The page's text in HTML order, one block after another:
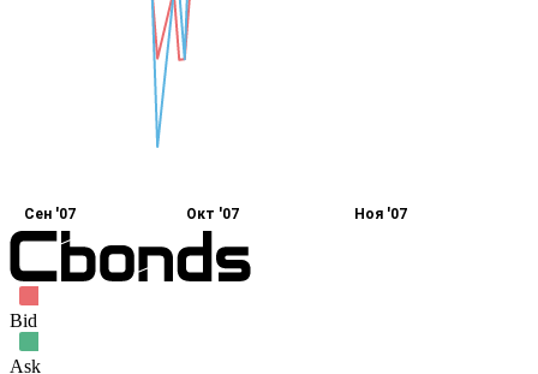
Сен '07 Окт '07 Ноя '07
Bid
Ask